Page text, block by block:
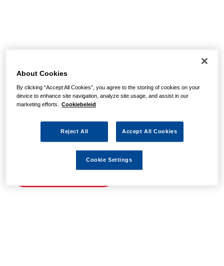
pagina niet kunnen
vinden
Wellicht zit er een spel- of typfout in de URL of is de
actie waarnaar u zocht al verlopen. We hopen u weer op
About Cookies
By clicking “Accept All Cookies”, you agree to the storing of cookies on your
device to enhance site navigation, analyze site usage, and assist in our
marketing efforts. Cookiebeleid
Reject All Accept All Cookies
Cookie Settings